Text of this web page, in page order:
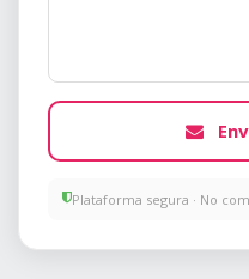
Plataforma segura · No